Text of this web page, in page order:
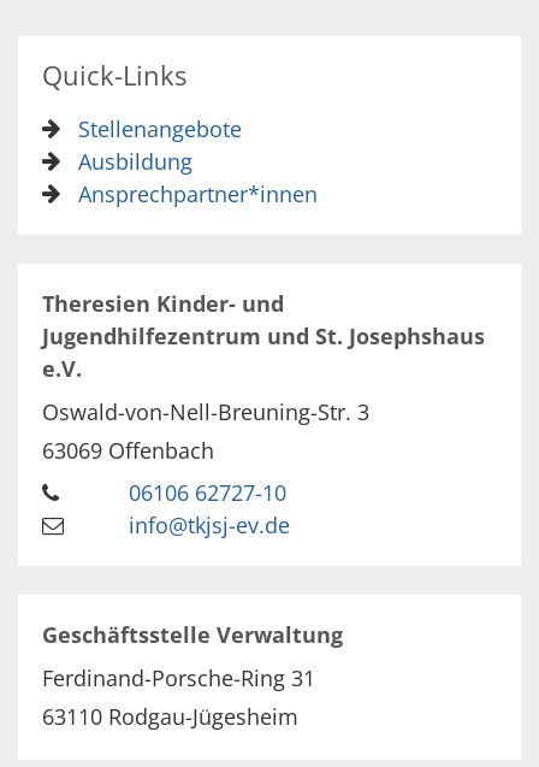
Quick-Links
Stellenangebote
Ausbildung
Ansprechpartner*innen
Theresien Kinder- und
Jugendhilfezentrum und St. Josephshaus
e.V.
Oswald-von-Nell-Breuning-Str. 3
63069 Offenbach
06106 62727-10
info@tkjsj-ev.de
Geschäftsstelle Verwaltung
Ferdinand-Porsche-Ring 31
63110 Rodgau-Jügesheim